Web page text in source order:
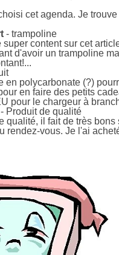
cet agenda. Je
- trampoline
super content sur cet
d'avoir un trampoline
en polycarbonate (?)
en faire des petits
pour le chargeur à
- Produit de qualité
qualité, il fait de très
rendez-vous. Je l'ai